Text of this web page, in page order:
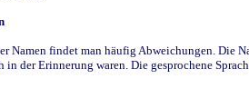
Namen findet man häufig Abweichungen. Die
in der Erinnerung waren. Die gesprochene